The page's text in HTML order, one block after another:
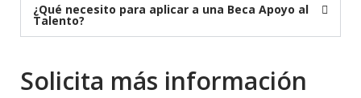
¿Qué necesito para aplicar a una Beca Apoyo al
Talento?
Solicita más información